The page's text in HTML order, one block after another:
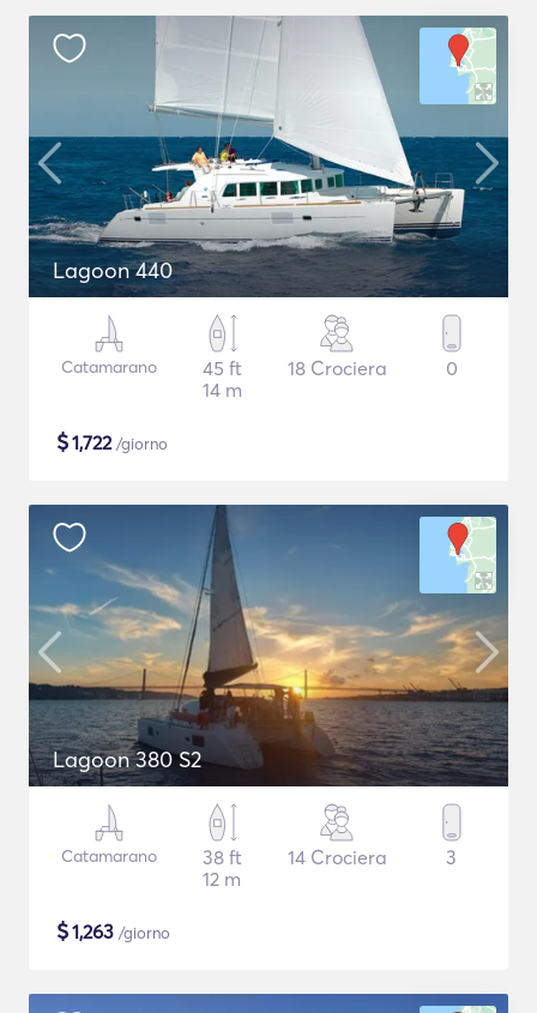
Lagoon 440
Catamarano
45 ft
14 m
18 Crociera 0
$1,722/giorno
Lagoon 380 S2
Catamarano
38 ft
12 m
14 Crociera 3
$1,263 /giorno